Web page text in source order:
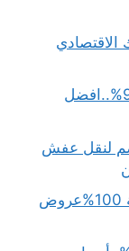
خيارك الاقتصادي
ونيت نقل عفش مكه التزام واحترافية99%..افضل
الرياض بـ35%خصم لنقل عفش
حقين نقل عفش بالرياض أسعار تنافسية 100%عروض